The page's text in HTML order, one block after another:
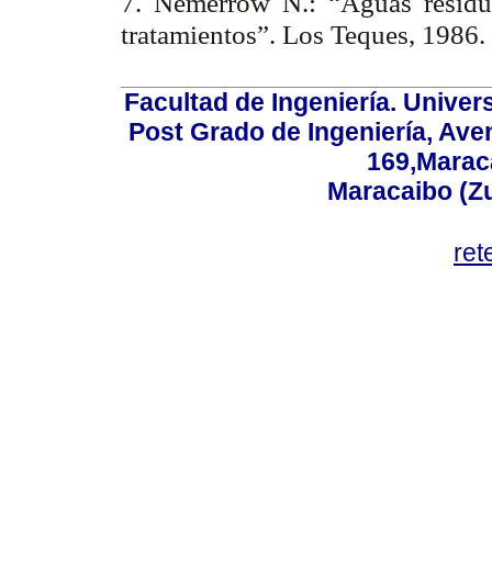
tratamientos”. Los Teques, 1986.
Facultad de Ingeniería.
Post Grado de Ingeniería,
Maracaibo